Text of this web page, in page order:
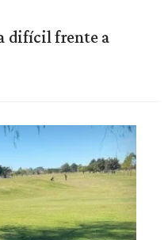
difícil frente a